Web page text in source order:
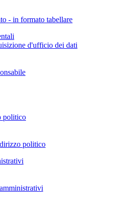
- in formato tabellare
d'ufficio dei dati
politico
politico